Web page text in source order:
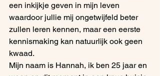
een inkijkje geven in mijn leven
waardoor jullie mij ongetwijfeld beter
zullen leren kennen, maar een eerste
kennismaking kan natuurlijk ook geen
kwaad.
Mijn naam is Hannah, ik ben 25 jaar en